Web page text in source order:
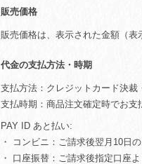
販売価格
販売価格は、表示された金額（表
代金の支払方法・時期
支払方法：クレジットカード決裁
支払時期：商品注文確定時でお支
PAY ID あと払い:
・ コンビニ：ご請求後翌月10日
・ 口座振替：ご請求後指定口座